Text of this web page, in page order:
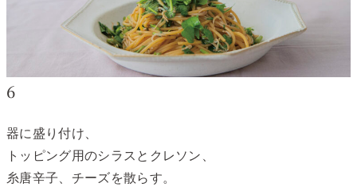
6
器に盛り付け、
トッピング用のシラスとクレソン、
糸唐辛子、チーズを散らす。